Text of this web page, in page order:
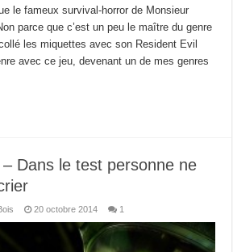
le fameux survival-horror de Monsieur
parce que c’est un peu le maître du genre
les miquettes avec son Resident Evil
avec ce jeu, devenant un de mes genres
Dans le test personne ne
20 octobre 2014 1